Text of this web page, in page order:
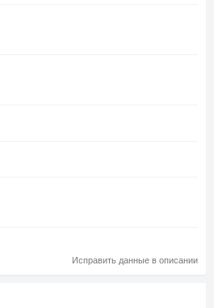
Исправить данные в описании